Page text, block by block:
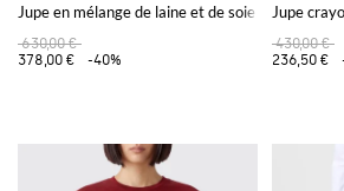
Jupe en mélange de laine et de soie
630,00 €
378,00 €
-40%
Jupe
430,00 €
236,50 €